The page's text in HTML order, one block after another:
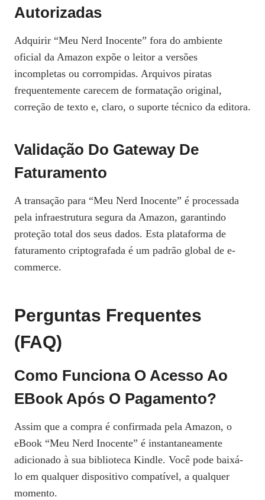
Autorizadas
Adquirir “Meu Nerd Inocente” fora do ambiente
oficial da Amazon expõe o leitor a versões
incompletas ou corrompidas. Arquivos piratas
frequentemente carecem de formatação original,
correção de texto e, claro, o suporte técnico da editora.
Validação Do Gateway De
Faturamento
A transação para “Meu Nerd Inocente” é processada
pela infraestrutura segura da Amazon, garantindo
proteção total dos seus dados. Esta plataforma de
faturamento criptografada é um padrão global de e-
commerce.
Perguntas Frequentes
(FAQ)
Como Funciona O Acesso Ao
EBook Após O Pagamento?
Assim que a compra é confirmada pela Amazon, o
eBook “Meu Nerd Inocente” é instantaneamente
adicionado à sua biblioteca Kindle. Você pode baixá-
lo em qualquer dispositivo compatível, a qualquer
momento.